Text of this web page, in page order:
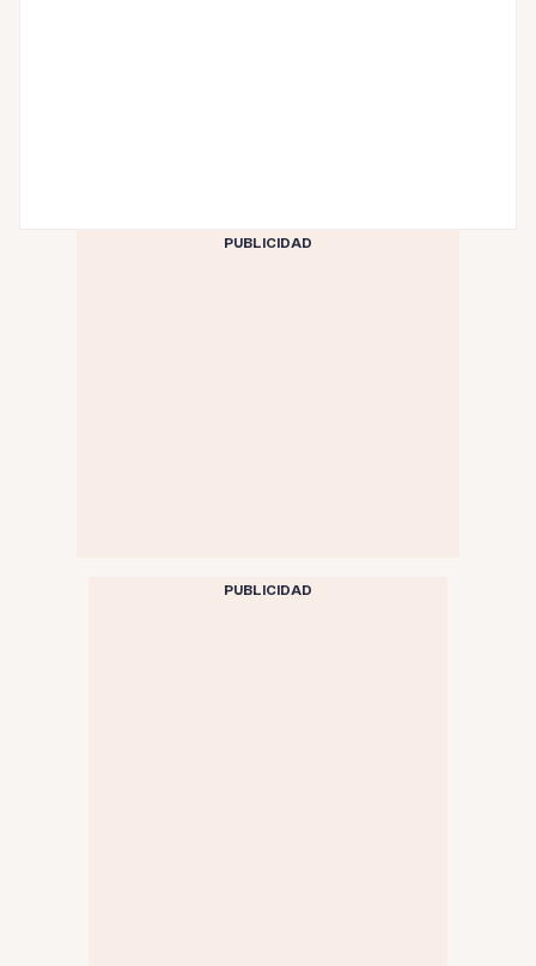
PUBLICIDAD
PUBLICIDAD